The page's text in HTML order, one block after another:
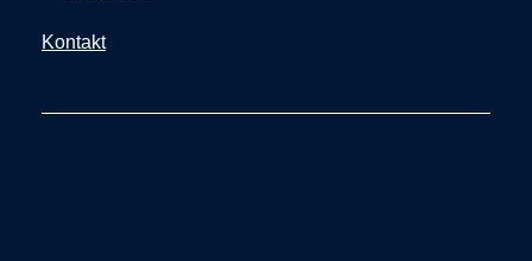
Kontakt